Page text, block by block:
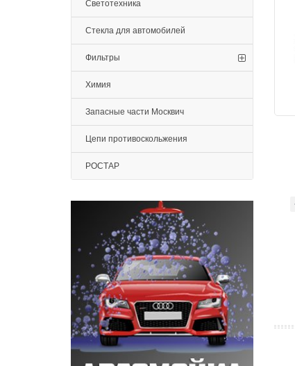
Светотехника
Стекла для автомобилей
Фильтры
Химия
Запасные части Москвич
Цепи противоскольжения
РОСТАР